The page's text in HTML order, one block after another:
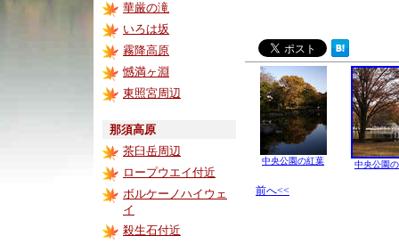
華厳の滝
いろは坂
霧降高原
憾満ヶ淵
東照宮周辺
那須高原
茶臼岳周辺
ロープウエイ付近
ボルケーノハイウェ
イ
殺生石付近
中央公園の紅葉 中央公園
前へ<<